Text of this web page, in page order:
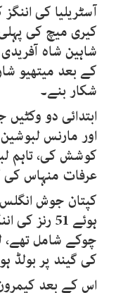
آسٹریلیا کی
کیری میچ کی
شاہین شاہ
شکار بنے۔
ابتدائی دو
اور مارنس
کوشش کی، تاہم
عرفات منہاس کی
کپتان جوش انگلس
ہوئے 51
چوکے شامل تھے،
کی گیند پر بولڈ
اس کے بعد